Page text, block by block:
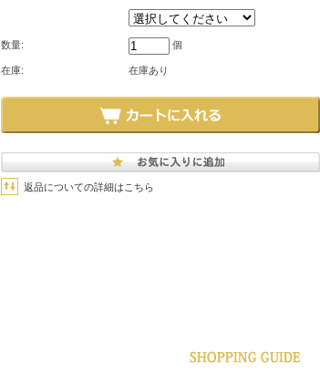
数量: 個
在庫: 在庫あり
返品についての詳細はこちら